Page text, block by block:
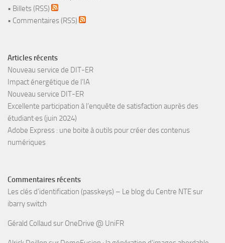
• Billets (RSS)
• Commentaires (RSS)
Articles récents
Nouveau service de DIT-ER
Impact énergétique de l’IA
Nouveau service DIT-ER
Excellente participation à l’enquête de satisfaction auprès des
étudiant·es (juin 2024)
Adobe Express : une boite à outils pour créer des contenus
numériques
Commentaires récents
Les clés d’identification (passkeys) – Le blog du Centre NTEsur
ibarry switch
Gérald Collaud sur OneDrive @ UniFR